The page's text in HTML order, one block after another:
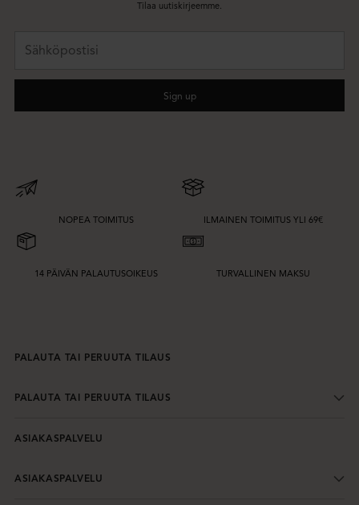
Tilaa uutiskirjeemme.
Sign up
NOPEA TOIMITUS ILMAINEN TOIMITUS YLI 69€
14 PÄIVÄN PALAUTUSOIKEUS TURVALLINEN MAKSU
PALAUTA TAI PERUUTA TILAUS
PALAUTA TAI PERUUTA TILAUS
ASIAKASPALVELU
ASIAKASPALVELU